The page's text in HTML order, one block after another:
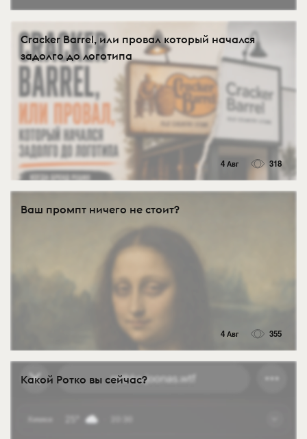
Cracker Barrel, или провал который начался
задолго до логотипа
4 Авг 318
Ваш промпт ничего не стоит?
4 Авг 355
Какой Ротко вы сейчас?